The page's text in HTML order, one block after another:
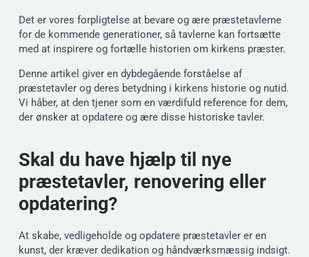
Det er vores forpligtelse at bevare og ære præstetavlerne
for de kommende generationer, så tavlerne kan fortsætte
med at inspirere og fortælle historien om kirkens præster.
Denne artikel giver en dybdegående forståelse af
præstetavler og deres betydning i kirkens historie og nutid.
Vi håber, at den tjener som en værdifuld reference for dem,
der ønsker at opdatere og ære disse historiske tavler.
Skal du have hjælp til nye
præstetavler, renovering eller
opdatering?
At skabe, vedligeholde og opdatere præstetavler er en
kunst, der kræver dedikation og håndværksmæssig indsigt.